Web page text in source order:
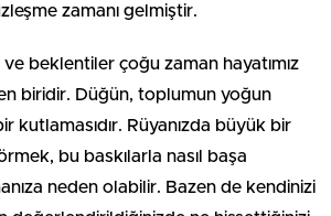
zamanı gelmiştir.
beklentiler çoğu zaman hayatımız
biridir. Düğün, toplumun yoğun
kutlamasıdır. Rüyanızda büyük bir
bu baskılarla nasıl başa
neden olabilir. Bazen de kendinizi